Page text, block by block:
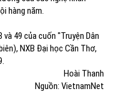
hàng năm.
49 của cuốn "Truyện Dân
NXB Đại học Cần Thơ,
Hoài Thanh
Nguồn: VietnamNet